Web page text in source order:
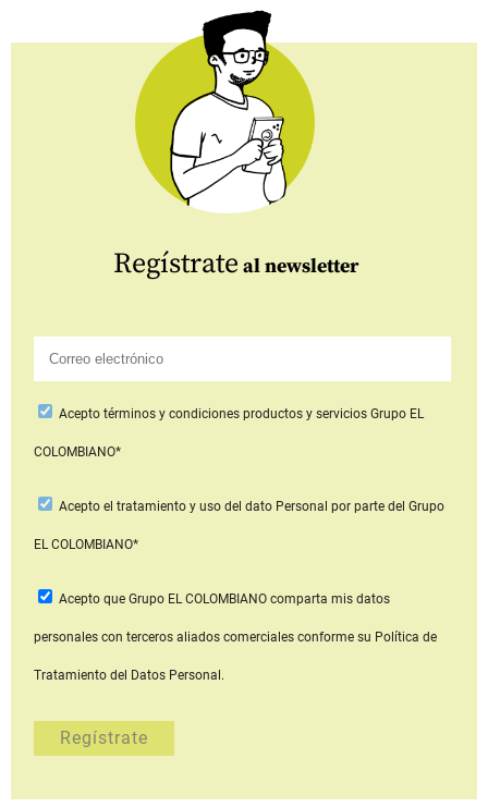
Regístrate al newsletter
Aceptotérminos y condiciones productos y serviciosGrupo EL
COLOMBIANO*
Acepto el tratamiento y uso del dato Personal por parte del Grupo
EL COLOMBIANO*
Acepto que Grupo EL COLOMBIANOcomparta mis datos
personales con terceros aliados comerciales conforme su Política de
Tratamiento del Datos Personal.